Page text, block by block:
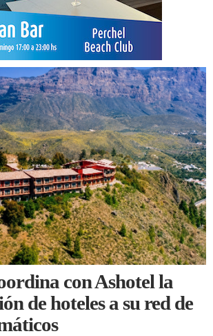
con Ashotel la
de hoteles a su red de